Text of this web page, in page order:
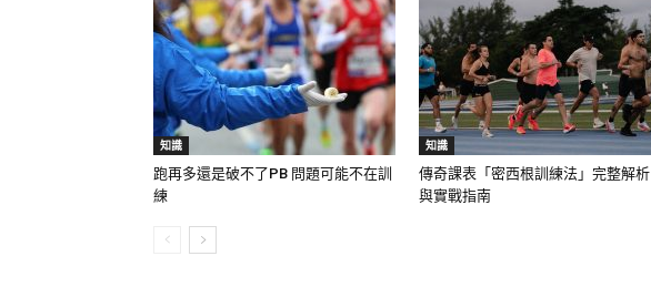
知識
跑再多還是破不了PB 問題可能不在訓
練
知識
傳奇課表「密西根訓練法」完整解析
與實戰指南